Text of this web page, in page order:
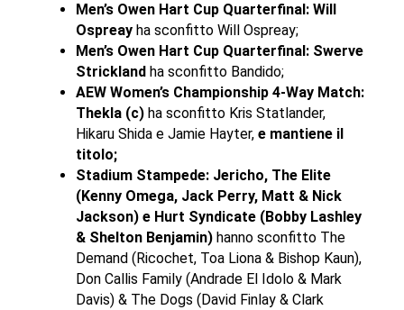
Men’s Owen Hart Cup Quarterfinal: Will
Ospreayha sconfitto Will Ospreay;
Men’s Owen Hart Cup Quarterfinal: Swerve
Strickland ha sconfitto Bandido;
AEW Women’s Championship 4-Way Match:
Thekla (c)ha sconfitto Kris Statlander,
Hikaru Shida e Jamie Hayter, e mantiene il
titolo;
Stadium Stampede: Jericho, The Elite
(Kenny Omega, Jack Perry, Matt & Nick
Jackson) e Hurt Syndicate (Bobby Lashley
& Shelton Benjamin)hanno sconfitto The
Demand (Ricochet, Toa Liona & Bishop Kaun),
Don Callis Family (Andrade El Idolo & Mark
Davis) & The Dogs (David Finlay & Clark